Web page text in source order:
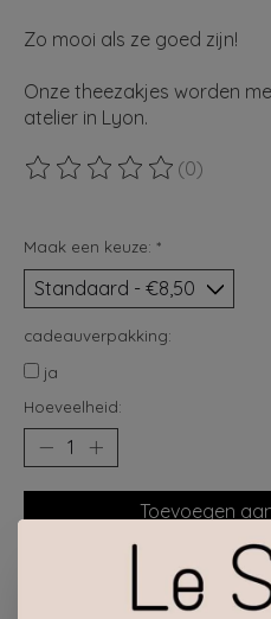
Zo mooi als ze goed zijn!
Onze theezakjes worden
atelier in Lyon.
De beoordeling van dit
(0)
Maak een keuze: *
cadeauverpakking:
ja
Hoeveelheid:
Toevoegen
Plaats
Toevoegen om te vergelijken